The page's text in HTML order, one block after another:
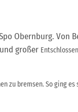
Obernburg. Von
großer
zu bremsen. So ging